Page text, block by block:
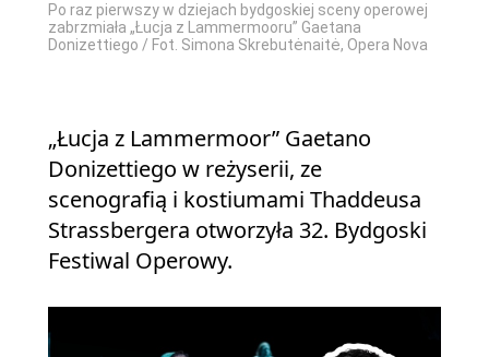
Po raz pierwszy w dziejach bydgoskiej sceny operowej
zabrzmiała „Łucja z Lammermooru” Gaetana
Donizettiego / Fot. Simona Skrebutėnaitė, Opera Nova
„Łucja z Lammermoor” Gaetano
Donizettiego w reżyserii, ze
scenografią i kostiumami Thaddeusa
Strassbergera otworzyła 32. Bydgoski
Festiwal Operowy.